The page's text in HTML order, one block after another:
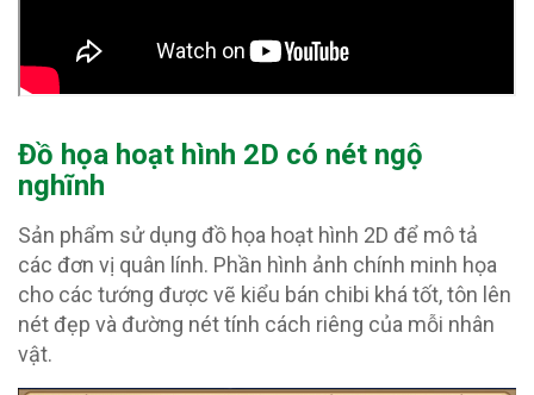
Đồ họa hoạt hình 2D có nét ngộ
nghĩnh
Sản phẩm sử dụng đồ họa hoạt hình 2D để mô tả
các đơn vị quân lính. Phần hình ảnh chính minh họa
cho các tướng được vẽ kiểu bán chibi khá tốt, tôn lên
nét đẹp và đường nét tính cách riêng của mỗi nhân
vật.